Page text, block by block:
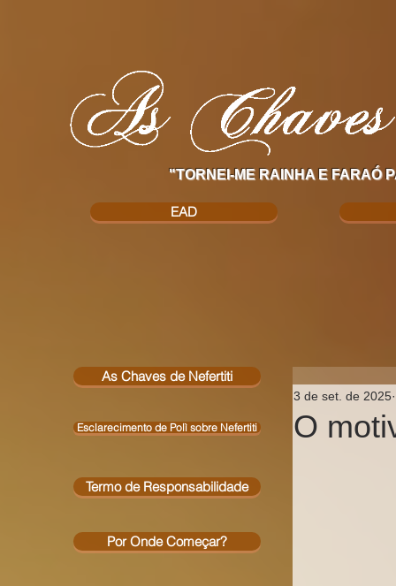
"TORNEI-ME RAINHA E FARAÓ
EAD
O
3 de set. de 2025
As Chaves de Nefertiti
Termo de Responsabilidade
Por Onde Começar?
Esclarecimento de Polì sobre Nefertiti